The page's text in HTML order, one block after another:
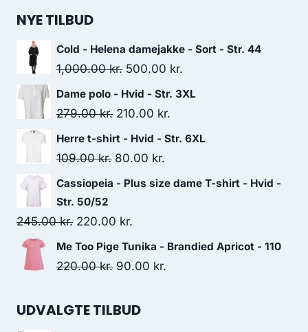
NYE TILBUD
Cold - Helena damejakke - Sort - Str. 44
1,000.00kr. Original
price
was:
500.00 kr.
price
Dame polo - Hvid - Str. 3XL
279.00kr. Original
price
was:
210.00 kr.
price
Herre t-shirt - Hvid - Str. 6XL
109.00kr. Original
price
109.00 kr..
80.00 kr.
price
Cassiopeia - Plus size dame T-shirt - Hvid -
Str. 50/52
245.00kr. Original
price
was:
220.00 kr.
price
is:
Me Too Pige Tunika - Brandied Apricot - 110
220.00kr. Original
was:
90.00 kr.
UDVALGTE TILBUD